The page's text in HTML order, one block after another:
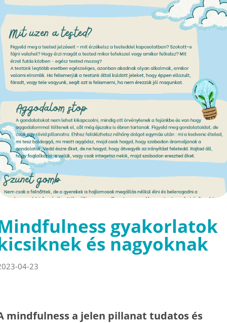
gyakorlatok
és nagyoknak
04-23
mindfulness a jelen pillanat tudatos és